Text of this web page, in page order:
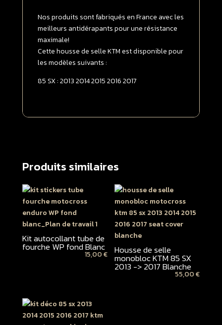
Nos produits sont fabriqués en France avec les
meilleurs antidérapants pour une résistance
maximale!
Cette housse de selle KTM est disponible pour
les modèles suivants :
85 SX : 2013 2014 2015 2016 2017
Produits similaires
Kit autocollant tube de
fourche WP fond Blanc
15,00€ Housse de selle
monobloc KTM 85 SX
2013 -> 2017 Blanche
55,00€